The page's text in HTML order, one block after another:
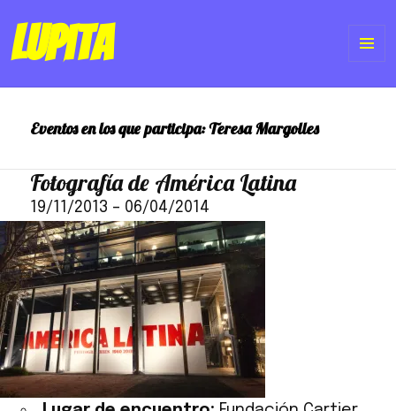
Lupita
Eventos en los que participa:Teresa Margolles
Fotografía de América Latina
19/11/2013 – 06/04/2014